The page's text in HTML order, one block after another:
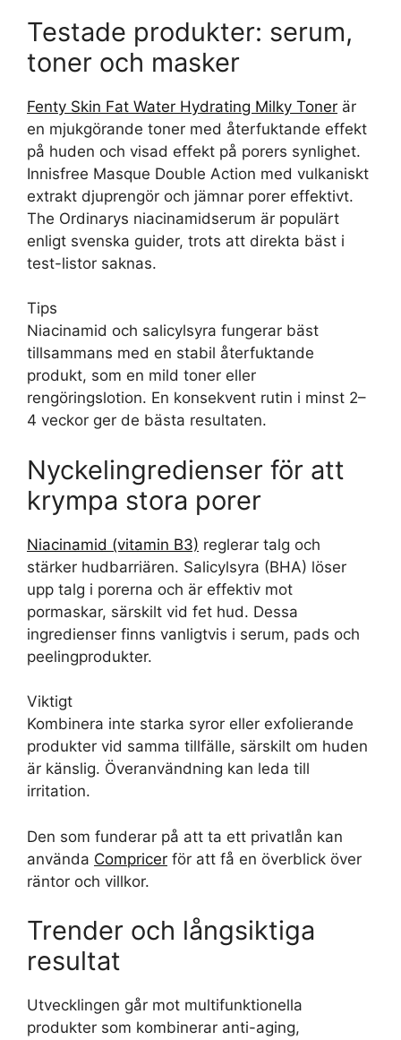
Testade produkter: serum,
toner och masker
Fenty Skin Fat Water Hydrating Milky Toner är
en mjukgörande toner med återfuktande effekt
på huden och visad effekt på porers synlighet.
Innisfree Masque Double Action med vulkaniskt
extrakt djuprengör och jämnar porer effektivt.
The Ordinarys niacinamidserum är populärt
enligt svenska guider, trots att direkta bäst i
test-listor saknas.
Tips
Niacinamid och salicylsyra fungerar bäst
tillsammans med en stabil återfuktande
produkt, som en mild toner eller
rengöringslotion. En konsekvent rutin i minst 2–
4 veckor ger de bästa resultaten.
Nyckelingredienser för att
krympa stora porer
Niacinamid (vitamin B3) reglerar talg och
stärker hudbarriären. Salicylsyra (BHA) löser
upp talg i porerna och är effektiv mot
pormaskar, särskilt vid fet hud. Dessa
ingredienser finns vanligtvis i serum, pads och
peelingprodukter.
Viktigt
Kombinera inte starka syror eller exfolierande
produkter vid samma tillfälle, särskilt om huden
är känslig. Överanvändning kan leda till
irritation.
Den som funderar på att ta ett privatlån kan
använda Compricer för att få en överblick över
räntor och villkor.
Trender och långsiktiga
resultat
Utvecklingen går mot multifunktionella
produkter som kombinerar anti-aging,